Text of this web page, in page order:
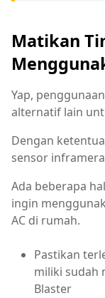
Matikan
Yap,
alternatif lain
Dengan
sensor
Ada beberapa
ingin
AC di rumah.
Pastikan
miliki sudah
Blaster